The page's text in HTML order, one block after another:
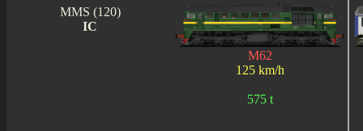
MMS (120)
IC
M62
125 km/h
575 t